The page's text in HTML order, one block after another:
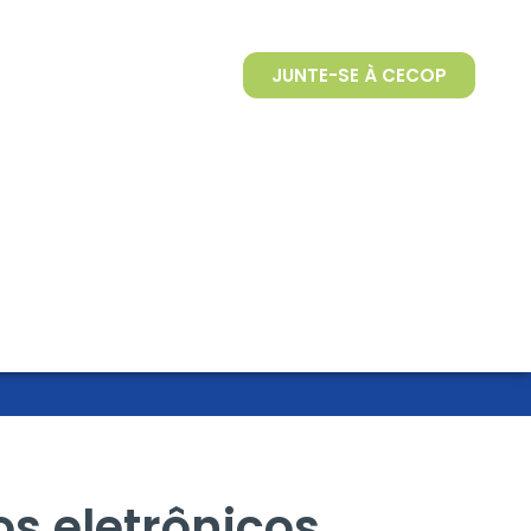
JUNTE-SE À CECOP